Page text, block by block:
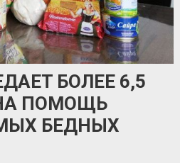
БОЛЕЕ 6,5
ПОМОЩЬ
БЕДНЫХ